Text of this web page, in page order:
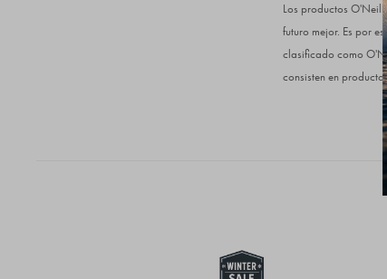
Los productos
futuro mejor. Es por
clasificado como
consisten en